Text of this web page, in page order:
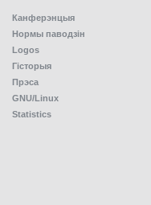
Канферэнцыя
Нормы паводзін
Logos
Гісторыя
Прэса
GNU/Linux
Statistics